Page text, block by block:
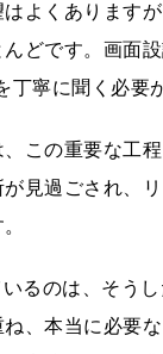
よくあります
どです。画⾯
寧に聞く必要
この重要な⼯
⾒過ごされ、
るのは、そう
、本当に必要